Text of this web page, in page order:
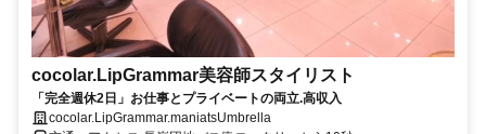
cocolar.LipGrammar美容師スタイリスト
「完全週休2日」お仕事とプライベートの両立.高収入
cocolar.LipGrammar.maniatsUmbrella